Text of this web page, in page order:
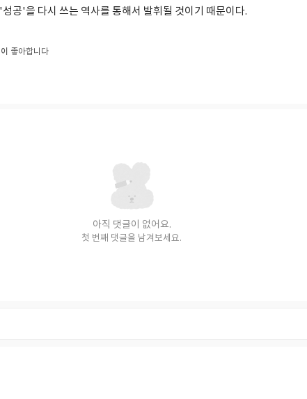
공'을 다시 쓰는 역사를 통해서 발휘될 것이기 때문이다.
좋아합니다
아직 댓글이 없어요.
첫 번째 댓글을 남겨보세요.